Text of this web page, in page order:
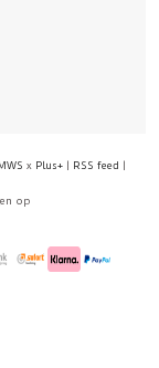
x Plus+ | RSS feed |
op